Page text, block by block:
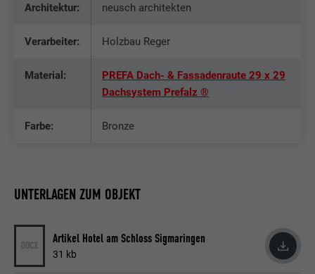
Architektur: neusch architekten
Verarbeiter: Holzbau Reger
Material:
PREFA Dach- & Fassadenraute 29 x 29
Dachsystem Prefalz ®
Farbe: Bronze
UNTERLAGEN ZUM OBJEKT
DOCX Artikel Hotel am Schloss Sigmaringen
31 kb